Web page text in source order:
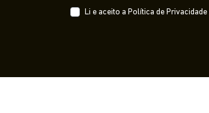
Li e aceito a Política de Privacidade